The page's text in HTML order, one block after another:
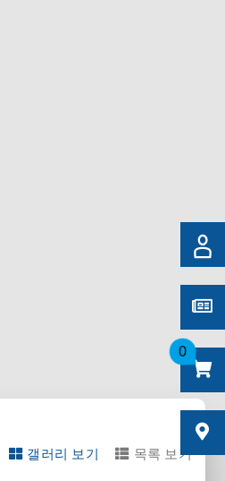
0
갤러리 보기 목록 보기